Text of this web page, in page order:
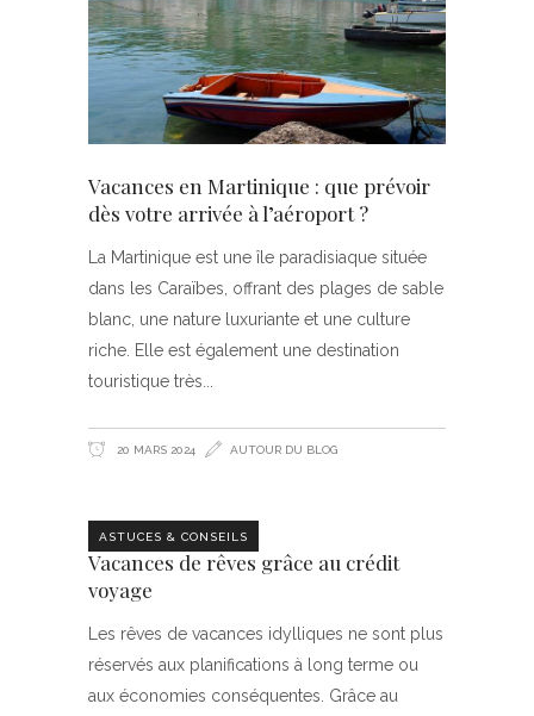
Vacances en Martinique : que prévoir
dès votre arrivée à l’aéroport ?
La Martinique est une île paradisiaque située
dans les Caraïbes, offrant des plages de sable
blanc, une nature luxuriante et une culture
riche. Elle est également une destination
touristique très
20 MARS 2024 AUTOUR DU BLOG
ASTUCES & CONSEILS
Vacances de rêves grâce au crédit
voyage
Les rêves de vacances idylliques ne sont plus
réservés aux planifications à long terme ou
aux économies conséquentes. Grâce au